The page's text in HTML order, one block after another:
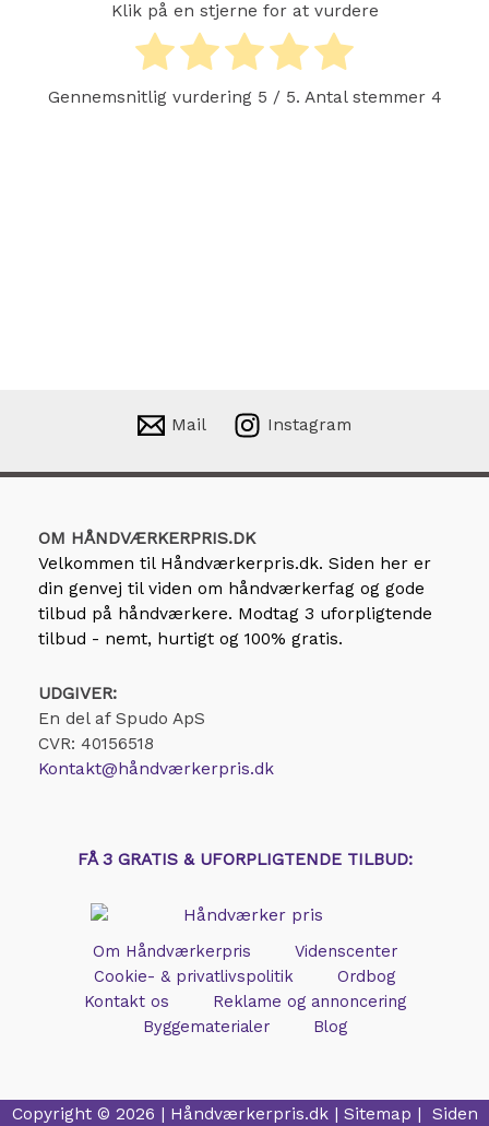
Klik på en stjerne for at vurdere
Gennemsnitlig vurdering 5 / 5. Antal stemmer 4
Mail Instagram
OM HÅNDVÆRKERPRIS.DK
Velkommen til Håndværkerpris.dk. Siden her er
din genvej til viden om håndværkerfag og gode
tilbud på håndværkere. Modtag 3 uforpligtende
tilbud - nemt, hurtigt og 100% gratis.
UDGIVER:
En del af Spudo ApS
CVR: 40156518
Kontakt@håndværkerpris.dk
FÅ 3 GRATIS & UFORPLIGTENDE TILBUD:
Om Håndværkerpris
Videnscenter
Cookie- & privatlivspolitik
Ordbog
Kontakt os
Reklame og annoncering
Byggematerialer
Blog
Copyright © 2026 | Håndværkerpris.dk| Sitemap | Siden